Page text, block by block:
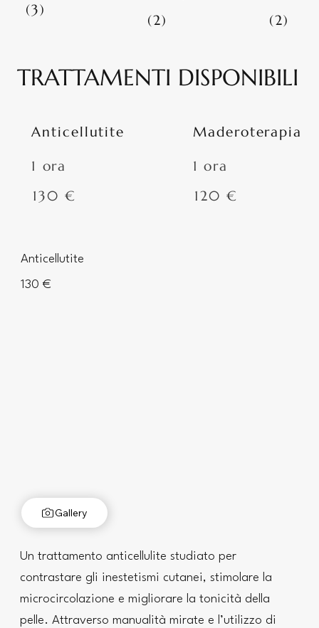
(3)
(2)
(2)
Anticellutite
130 €
Gallery
Un trattamento anticellulite studiato per
contrastare gli inestetismi cutanei, stimolare la
microcircolazione e migliorare la tonicità della
pelle. Attraverso manualità mirate e l’utilizzo di
TRATTAMENTI DISPONIBILI
Anticellutite
1 ora
130 €
Maderoterapia
1 ora
120 €